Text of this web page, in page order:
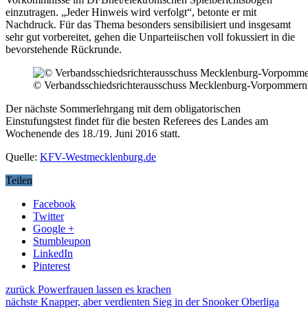
einzutragen. „Jeder Hinweis wird verfolgt“, betonte er mit
Nachdruck. Für das Thema besonders sensibilisiert und insgesamt
sehr gut vorbereitet, gehen die Unparteiischen voll fokussiert in die
bevorstehende Rückrunde.
© Verbandsschiedsrichterausschuss Mecklenburg-
Der nächste Sommerlehrgang mit dem obligatorischen
Einstufungstest findet für die besten Referees des Landes am
Wochenende des 18./19. Juni 2016 statt.
Quelle: KFV-Westmecklenburg.de
Teilen
Facebook
Twitter
Google +
Stumbleupon
LinkedIn
Pinterest
zurück Powerfrauen lassen es krachen
nächste Knapper, aber verdienten Sieg in der Snooker Oberliga